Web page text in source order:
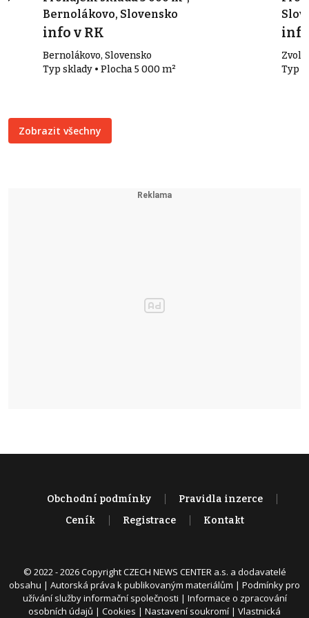
Bernolákovo, Slovensko
info v RK
Bernolákovo, Slovensko
Typ sklady • Plocha 5 000 m²
Typ
Zobrazit všechny
Obchodní podmínky
Pravidla inzerce
Ceník
Registrace Kontakt
© 2022 - 2026 Copyright CZECH NEWS CENTER a.s. a dodavatelé
obsahu | Autorská práva k publikovaným materiálům | Podmínky pro
užívání služby informační společnosti | Informace o zpracování
osobních údajů | Cookies | Nastavení soukromí | Vlastnická